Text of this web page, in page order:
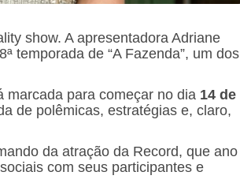
show. A apresentadora Adriane
temporada de “A Fazenda”, um dos
marcada para começar no dia 14 de
de polêmicas, estratégias e, claro,
da atração da Record, que ano
com seus participantes e